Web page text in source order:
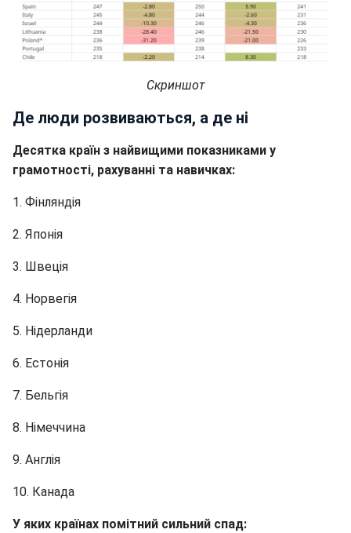
Скриншот
Де люди розвиваються, а де ні
Десятка країн з найвищими показниками у
грамотності, рахуванні та навичках:
1. Фінляндія
2. Японія
3. Швеція
4. Норвегія
5. Нідерланди
6. Естонія
7. Бельгія
8. Німеччина
9. Англія
10. Канада
У яких країнах помітний сильний спад: